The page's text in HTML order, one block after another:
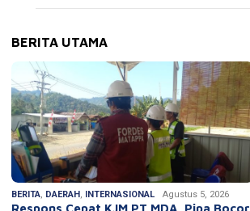
BERITA UTAMA
BERITA, DAERAH, INTERNASIONAL Agustus 5, 2026
Respons Cepat KJM PT MDA, Pipa Bocor